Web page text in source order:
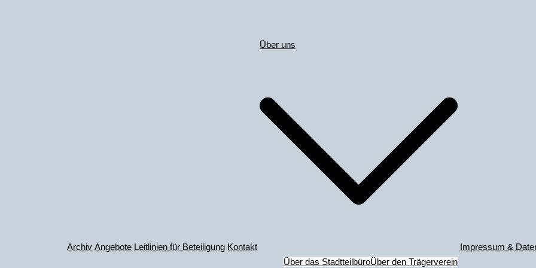
Archiv Angebote Leitlinien für Beteiligung Kontakt
Über uns
Über das StadtteilbüroÜber den Trägerverein
Impressum &